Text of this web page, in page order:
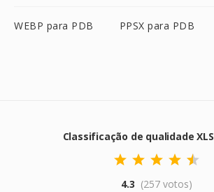
WEBP para PDB PPSX para PDB
Classificação de qualidade
4.3 (257 votos)